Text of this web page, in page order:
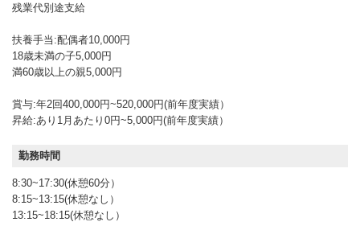
残業代別途支給
扶養手当:配偶者10,000円
18歳未満の子5,000円
満60歳以上の親5,000円
賞与:年2回400,000円~520,000円(前年度実績）
昇給:あり1月あたり0円~5,000円(前年度実績）
勤務時間
8:30~17:30(休憩60分）
8:15~13:15(休憩なし）
13:15~18:15(休憩なし）